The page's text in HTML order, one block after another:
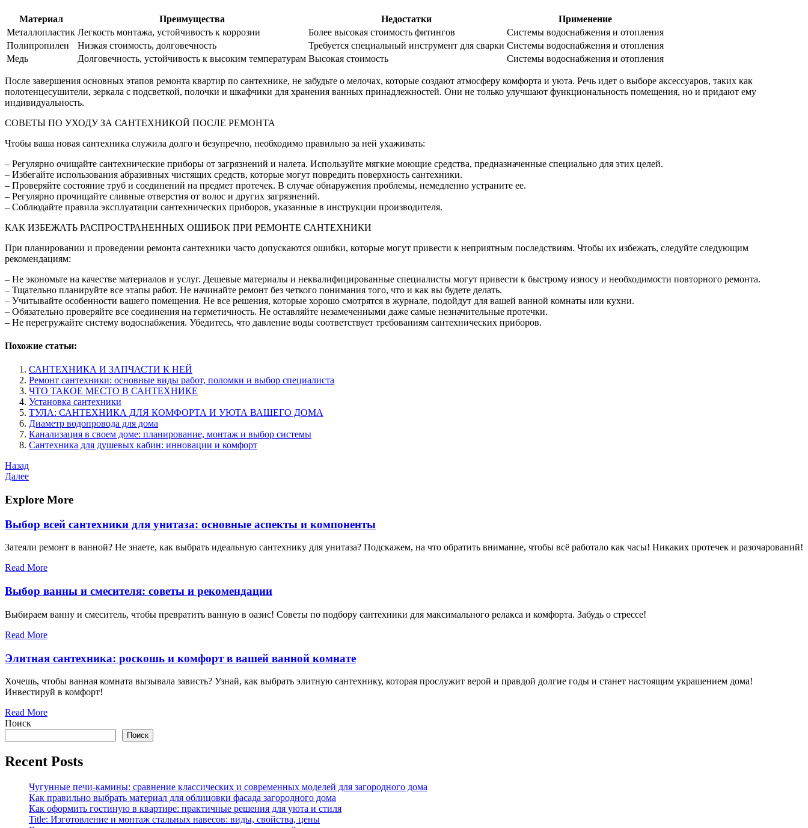
Материал Преимущества Недостатки
Применение
Металлопластик Легкость монтажа, устойчивость к коррозии Более высокая стоимость фитингов
Системы водоснабжения и отопления
Полипропилен
Низкая стоимость, долговечность Требуется специальный инструмент для сварки Системы водоснабжения и отопления
Медь
Долговечность, устойчивость к высоким температурам Высокая стоимость Системы водоснабжения и отопления
После завершения основных этапов ремонта квартир по сантехнике, не забудьте о мелочах, которые создают атмосферу комфорта и уюта. Речь идет о выборе аксессуаров, таких как
полотенцесушители, зеркала с подсветкой, полочки и шкафчики для хранения ванных принадлежностей. Они не только улучшают функциональность помещения, но и придают ему
индивидуальность.
СОВЕТЫ ПО УХОДУ ЗА САНТЕХНИКОЙ ПОСЛЕ РЕМОНТА
Чтобы ваша новая сантехника служила долго и безупречно, необходимо правильно за ней ухаживать:
– Регулярно очищайте сантехнические приборы от загрязнений и налета. Используйте мягкие моющие средства, предназначенные специально для этих целей.
– Избегайте использования абразивных чистящих средств, которые могут повредить поверхность сантехники.
– Проверяйте состояние труб и соединений на предмет протечек. В случае обнаружения проблемы, немедленно устраните ее.
– Регулярно прочищайте сливные отверстия от волос и других загрязнений.
– Соблюдайте правила эксплуатации сантехнических приборов, указанные в инструкции производителя.
КАК ИЗБЕЖАТЬ РАСПРОСТРАНЕННЫХ ОШИБОК ПРИ РЕМОНТЕ САНТЕХНИКИ
При планировании и проведении ремонта сантехники часто допускаются ошибки, которые могут привести к неприятным последствиям. Чтобы их избежать, следуйте следующим
рекомендациям:
– Не экономьте на качестве материалов и услуг. Дешевые материалы и неквалифицированные специалисты могут привести к быстрому износу и необходимости повторного ремонта.
– Тщательно планируйте все этапы работ. Не начинайте ремонт без четкого понимания того, что и как вы будете делать.
– Учитывайте особенности вашего помещения. Не все решения, которые хорошо смотрятся в журнале, подойдут для вашей ванной комнаты или кухни.
– Обязательно проверяйте все соединения на герметичность. Не оставляйте незамеченными даже самые незначительные протечки.
– Не перегружайте систему водоснабжения. Убедитесь, что давление воды соответствует требованиям сантехнических приборов.
Похожие статьи:
САНТЕХНИКА И ЗАПЧАСТИ К НЕЙ
Ремонт сантехники: основные виды работ, поломки и выбор специалиста
ЧТО ТАКОЕ МЕСТО В САНТЕХНИКЕ
Установка сантехники
ТУЛА: САНТЕХНИКА ДЛЯ КОМФОРТА И УЮТА ВАШЕГО ДОМА
Диаметр водопровода для дома
Канализация в своем доме: планирование, монтаж и выбор системы
Сантехника для душевых кабин: инновации и комфорт
Навигация
по
записям
Предыдущая
запись
Назад
Следующая
Далее
Explore More
Выбор всей сантехники для унитаза: основные аспекты и компоненты
Затеяли ремонт в ванной? Не знаете, как выбрать идеальную сантехнику для унитаза? Подскажем, на что обратить внимание, чтобы всё работало как часы! Никаких протечек и разочарований!
Read More
Выбор ванны и смесителя: советы и рекомендации
Выбираем ванну и смеситель, чтобы превратить ванную в оазис! Советы по подбору сантехники для максимального релакса и комфорта. Забудь о стрессе!
Read More
Элитная сантехника: роскошь и комфорт в вашей ванной комнате
Хочешь, чтобы ванная комната вызывала зависть? Узнай, как выбрать элитную сантехнику, которая прослужит верой и правдой долгие годы и станет настоящим украшением дома!
Инвестируй в комфорт!
Read More
Поиск
Поиск
Recent Posts
Чугунные печи-камины: сравнение классических и современных моделей для загородного дома
Как правильно выбрать материал для облицовки фасада загородного дома
Как оформить гостиную в квартире: практичные решения для уюта и стиля
Title: Изготовление и монтаж стальных навесов: виды, свойства, цены